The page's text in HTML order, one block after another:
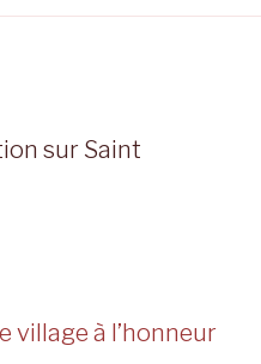
sur Saint
village à l’honneur